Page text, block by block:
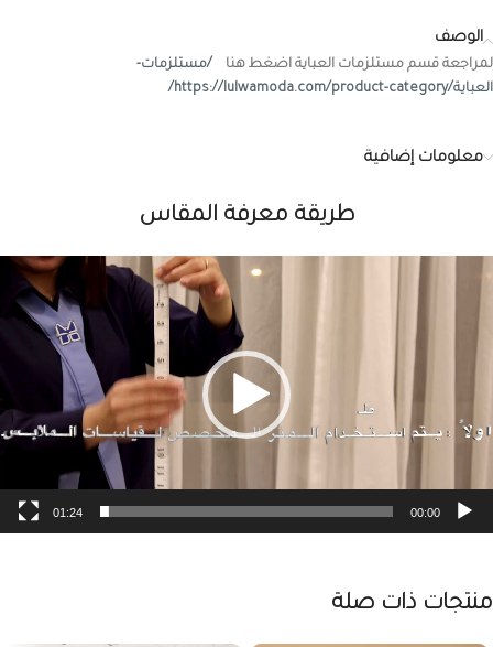
الوصف
لمراجعة قسم مستلزمات العباية اضغط هنا
/مستلزمات-
العباية/https://lulwamoda.com/product-category/
معلومات إضافية
طريقة معرفة المقاس
00:00
01:24
منتجات ذات صلة